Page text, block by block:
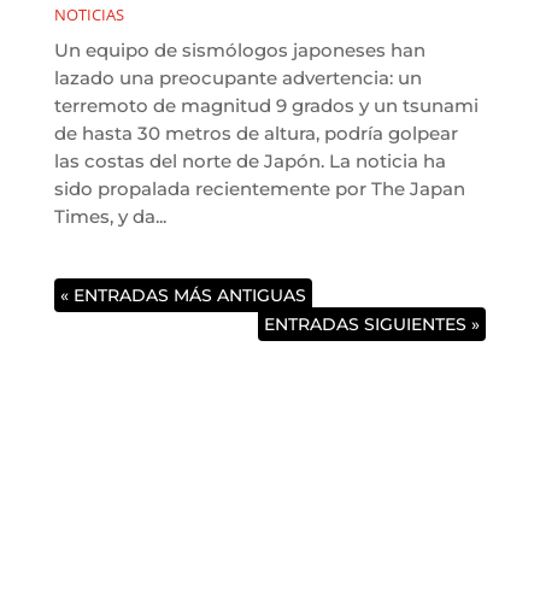
NOTICIAS
Un equipo de sismólogos japoneses han
lazado una preocupante advertencia: un
terremoto de magnitud 9 grados y un tsunami
de hasta 30 metros de altura, podría golpear
las costas del norte de Japón. La noticia ha
sido propalada recientemente por The Japan
Times, y da...
« ENTRADAS MÁS ANTIGUAS
ENTRADAS SIGUIENTES »